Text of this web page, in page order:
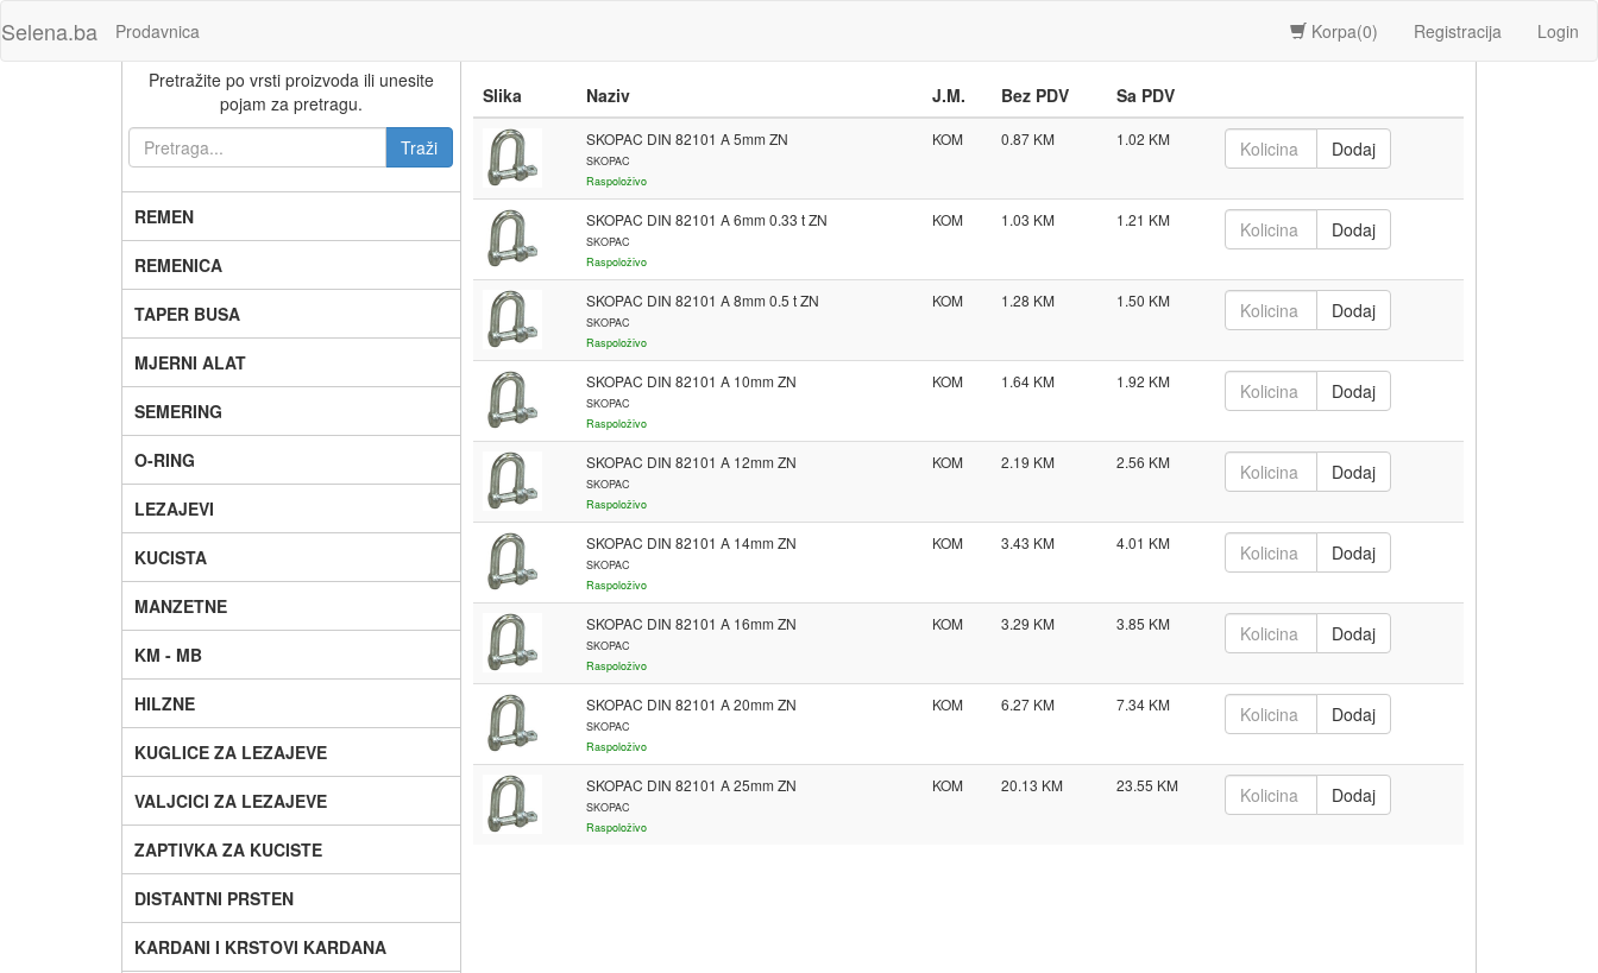
Selena.ba Prodavnica Korpa(0) Registracija Login
Pretražite po vrsti proizvoda ili unesite
pojam za pretragu.
REMEN
REMENICA
TAPER BUSA
MJERNI ALAT
SEMERING
O-RING
LEZAJEVI
KUCISTA
MANZETNE
KM - MB
HILZNE
KUGLICE ZA LEZAJEVE
VALJCICI ZA LEZAJEVE
ZAPTIVKA ZA KUCISTE
DISTANTNI PRSTEN
KARDANI I KRSTOVI KARDANA
Slika Naziv J.M. Bez PDV Sa PDV
SKOPAC DIN 82101 A 5mm ZN
SKOPAC
Raspoloživo
KOM 0.87 1.02
SKOPAC DIN 82101 A 6mm 0.33 t ZN
SKOPAC
Raspoloživo
KOM 1.03 1.21
SKOPAC DIN 82101 A 8mm 0.5 t ZN
SKOPAC
Raspoloživo
KOM 1.28 1.50
SKOPAC DIN 82101 A 10mm ZN
SKOPAC
Raspoloživo
KOM 1.64 1.92
SKOPAC DIN 82101 A 12mm ZN
SKOPAC
Raspoloživo
KOM 2.19 2.56
SKOPAC DIN 82101 A 14mm ZN
SKOPAC
Raspoloživo
KOM 3.43 4.01
SKOPAC DIN 82101 A 16mm ZN
SKOPAC
Raspoloživo
KOM 3.29 3.85
SKOPAC DIN 82101 A 20mm ZN
SKOPAC
Raspoloživo
KOM 6.27 7.34
SKOPAC DIN 82101 A 25mm ZN
SKOPAC
Raspoloživo
KOM 20.13 23.55